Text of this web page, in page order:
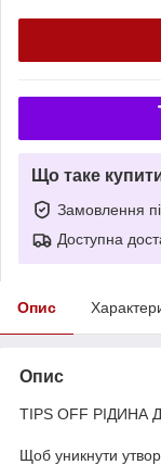
Що таке
Замовлення
Доступна
Опис
Опис
TIPS OFF РІДИНА
Щоб уникнути